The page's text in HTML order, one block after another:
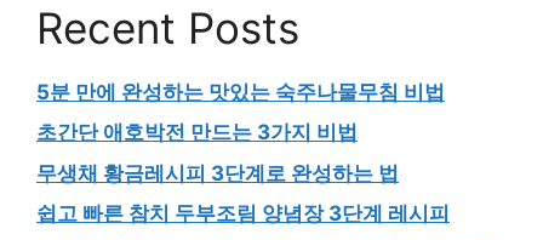
Recent Posts
5분 만에 완성하는 맛있는 숙주나물무침 비법
초간단 애호박전 만드는 3가지 비법
무생채 황금레시피 3단계로 완성하는 법
쉽고 빠른 참치 두부조림 양념장 3단계 레시피